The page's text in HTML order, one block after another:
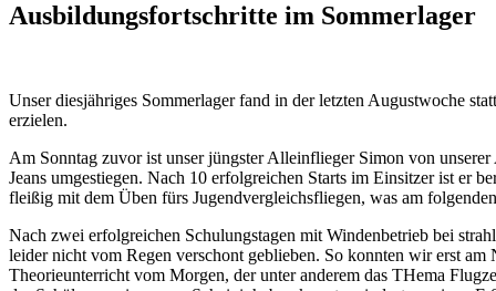
Ausbildungsfortschritte im Sommerlager
Unser diesjähriges Sommerlager fand in der letzten Augustwoche
erzielen.
Am Sonntag zuvor ist unser jüngster Alleinflieger Simon von
Jeans umgestiegen. Nach 10 erfolgreichen Starts im Einsitzer ist er
fleißig mit dem Üben fürs Jugendvergleichsfliegen, was am
Nach zwei erfolgreichen Schulungstagen mit Windenbetrieb bei
leider nicht vom Regen verschont geblieben. So konnten wir erst
Theorieunterricht vom Morgen, der unter anderem das THema